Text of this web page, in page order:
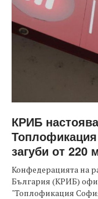
КРИБ
загуби от 220
Конфедерацията на
България (КРИБ)
"Топлофикация